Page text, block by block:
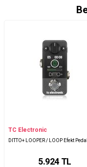
TC Electronic
DITTO+ LOOPER / LOOP Efekt
5.924 TL